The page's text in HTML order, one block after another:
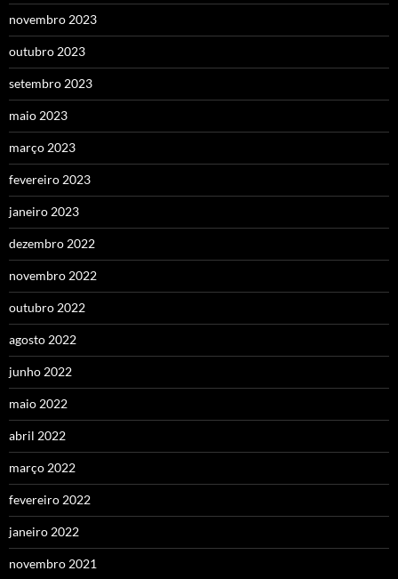
novembro 2023
outubro 2023
setembro 2023
maio 2023
março 2023
fevereiro 2023
janeiro 2023
dezembro 2022
novembro 2022
outubro 2022
agosto 2022
junho 2022
maio 2022
abril 2022
março 2022
fevereiro 2022
janeiro 2022
novembro 2021